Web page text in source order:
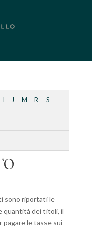
I J M R S
sono riportati le
quantità dei titoli, il
pagare le tasse sui